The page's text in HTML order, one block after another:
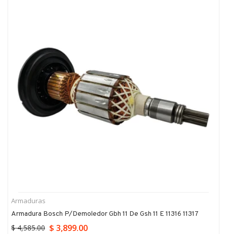
Armaduras
Armadura Bosch P/demoledor Gbh 11 De Gsh 11 E 11316 11317
$ 4,585.00 $ 3,899.00